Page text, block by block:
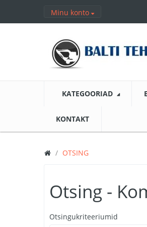
Minu konto
KATEGOORIAD
KONTAKT
OTSING
Otsing -
Otsingukriteeriumid